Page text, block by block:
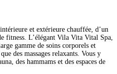
et extérieure chauffée, d’un
fitness. L’élégant Vila Vita Vital Spa,
gamme de soins corporels et
des massages relaxants. Vous y
des hammams et des espaces de